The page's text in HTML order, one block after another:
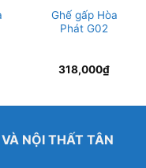
Ghế gấp Hòa
Phát G02
318,000₫
NỘI THẤT TÂN